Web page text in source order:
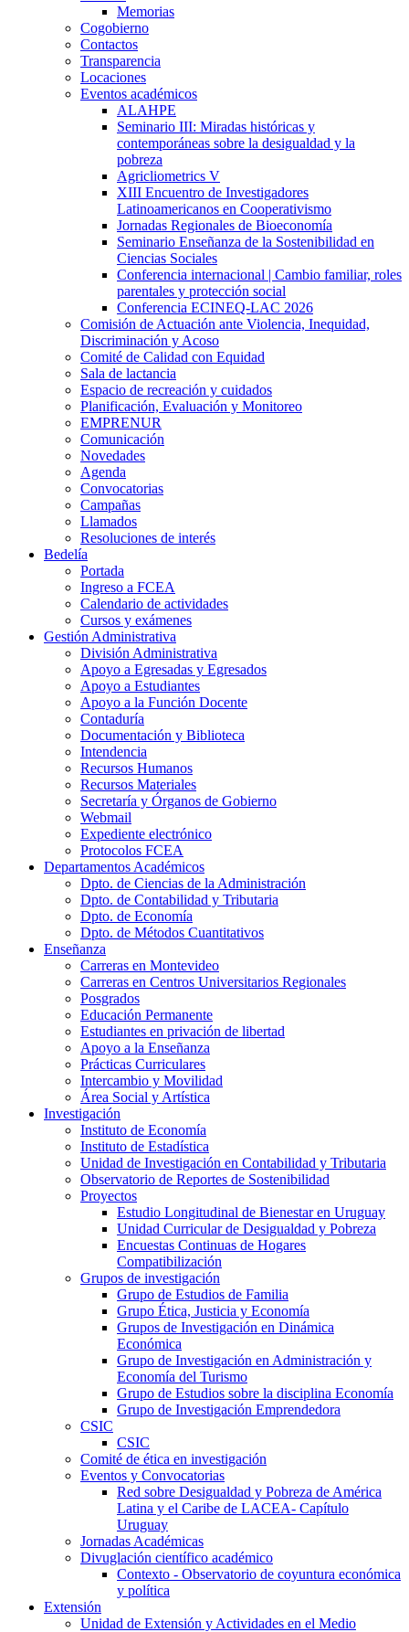
Memorias
Cogobierno
Contactos
Transparencia
Locaciones
Eventos académicos
ALAHPE
Seminario III: Miradas históricas y
contemporáneas sobre la desigualdad y la
pobreza
Agricliometrics V
XIII Encuentro de Investigadores
Latinoamericanos en Cooperativismo
Jornadas Regionales de Bioeconomía
Seminario Enseñanza de la Sostenibilidad en
Ciencias Sociales
Conferencia internacional | Cambio familiar, roles
parentales y protección social
Conferencia ECINEQ-LAC 2026
Comisión de Actuación ante Violencia, Inequidad,
Discriminación y Acoso
Comité de Calidad con Equidad
Sala de lactancia
Espacio de recreación y cuidados
Planificación, Evaluación y Monitoreo
EMPRENUR
Comunicación
Novedades
Agenda
Convocatorias
Campañas
Llamados
Resoluciones de interés
Bedelía
Portada
Ingreso a FCEA
Calendario de actividades
Cursos y exámenes
Gestión Administrativa
División Administrativa
Apoyo a Egresadas y Egresados
Apoyo a Estudiantes
Apoyo a la Función Docente
Contaduría
Documentación y Biblioteca
Intendencia
Recursos Humanos
Recursos Materiales
Secretaría y Órganos de Gobierno
Webmail
Expediente electrónico
Protocolos FCEA
Departamentos Académicos
Dpto. de Ciencias de la Administración
Dpto. de Contabilidad y Tributaria
Dpto. de Economía
Dpto. de Métodos Cuantitativos
Enseñanza
Carreras en Montevideo
Carreras en Centros Universitarios Regionales
Posgrados
Educación Permanente
Estudiantes en privación de libertad
Apoyo a la Enseñanza
Prácticas Curriculares
Intercambio y Movilidad
Área Social y Artística
Investigación
Instituto de Economía
Instituto de Estadística
Unidad de Investigación en Contabilidad y Tributaria
Observatorio de Reportes de Sostenibilidad
Proyectos
Estudio Longitudinal de Bienestar en Uruguay
Unidad Curricular de Desigualdad y Pobreza
Encuestas Continuas de Hogares
Compatibilización
Grupos de investigación
Grupo de Estudios de Familia
Grupo Ética, Justicia y Economía
Grupos de Investigación en Dinámica
Económica
Grupo de Investigación en Administración y
Economía del Turismo
Grupo de Estudios sobre la disciplina Economía
Grupo de Investigación Emprendedora
CSIC
CSIC
Comité de ética en investigación
Eventos y Convocatorias
Red sobre Desigualdad y Pobreza de América
Latina y el Caribe de LACEA- Capítulo
Uruguay
Jornadas Académicas
Divuglación científico académico
Contexto - Observatorio de coyuntura económica
y política
Extensión
Unidad de Extensión y Actividades en el Medio